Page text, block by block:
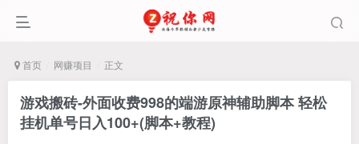
首页 网赚项目 正文
游戏搬砖-外面收费998的端游原神辅助脚本 轻松
挂机单号日入100+(脚本+教程)